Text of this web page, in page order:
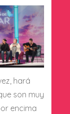
hará
son muy
encima